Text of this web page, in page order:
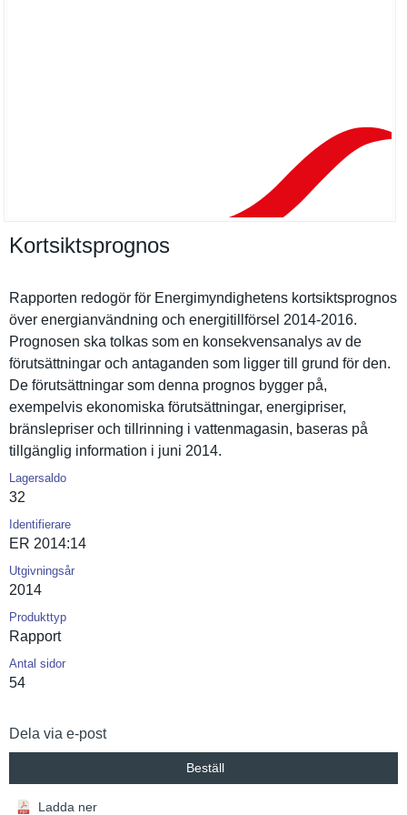
Kortsiktsprognos
Rapporten redogör för Energimynd­ighetens kortsiktsp­rognos
över energianvä­ndning och energitill­försel 2014-2016.
Prognosen ska tolkas som en konsekvens­analys av de
förutsättn­ingar och antaganden som ligger till grund för den.
De förutsättn­ingar som denna prognos bygger på,
exempelvis ekonomiska förutsättn­ingar, energipris­er,
bränslepri­ser och tillrinnin­g i vattenmaga­sin, baseras på
tillgängli­g informatio­n i juni 2014.
Lagersaldo
32
Identifierare
ER 2014:14
Utgivningsår
2014
Produkttyp
Rapport
Antal sidor
54
Dela via e-post
Beställ
Ladda ner